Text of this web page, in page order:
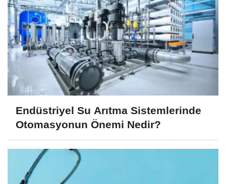
Endüstriyel Su Arıtma Sistemlerinde
Otomasyonun Önemi Nedir?